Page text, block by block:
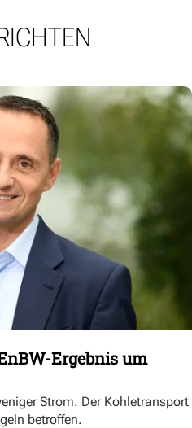
Ergebnis um
Strom. Der Kohletransport
betroffen.